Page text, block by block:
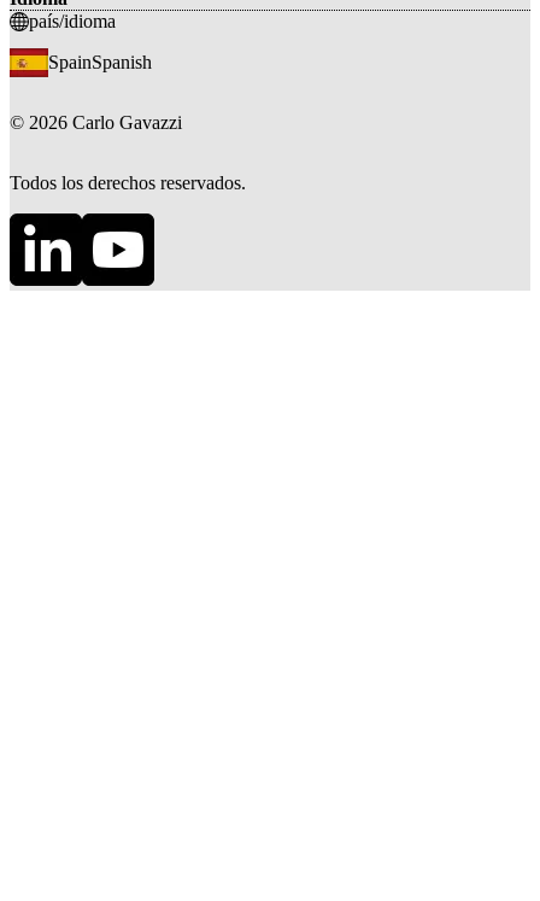
país/idioma
SpainSpanish
© 2026 Carlo Gavazzi
Todos los derechos reservados.